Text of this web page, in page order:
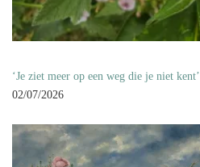
‘Je ziet meer op een weg die je niet kent’
02/07/2026